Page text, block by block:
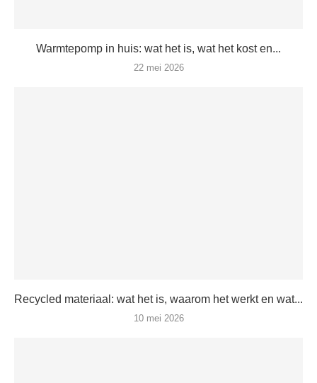
Warmtepomp in huis: wat het is, wat het kost en...
22 mei 2026
Recycled materiaal: wat het is, waarom het werkt en wat...
10 mei 2026